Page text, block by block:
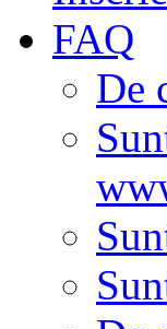
FAQ
De